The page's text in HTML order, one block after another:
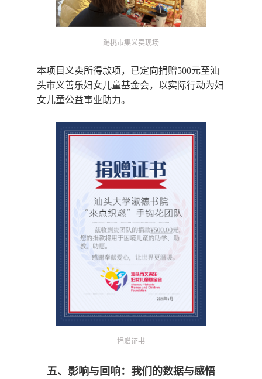
踢桃市集义卖现场
本项目义卖所得款项，已定向捐赠500元至汕
头市义善乐妇女儿童基金会，以实际行动为妇
女儿童公益事业助力。
捐赠证书
五、影响与回响：我们的数据与感悟